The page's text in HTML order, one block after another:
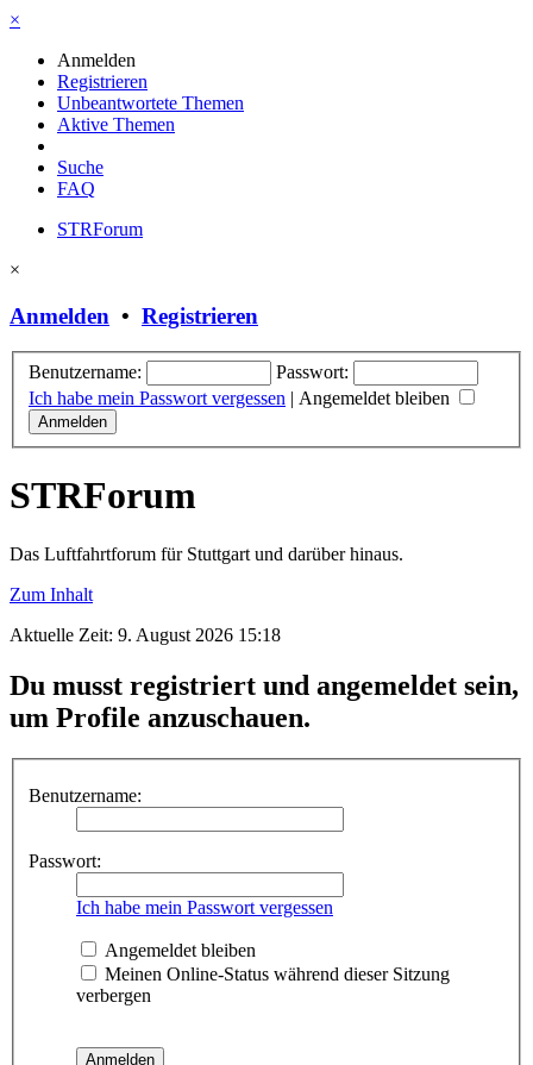
×
Anmelden
Registrieren
Unbeantwortete Themen
Aktive Themen
Suche
FAQ
STRForum
×
Anmelden • Registrieren
Benutzername:
Passwort:
Ich habe mein Passwort vergessen | Angemeldet bleiben
STRForum
Das Luftfahrtforum für Stuttgart und darüber hinaus.
Zum Inhalt
Aktuelle Zeit: 9. August 2026 15:18
Du musst registriert und angemeldet sein,
um Profile anzuschauen.
Benutzername:
Passwort:
Ich habe mein Passwort vergessen
Angemeldet bleiben
Meinen Online-Status während dieser Sitzung
verbergen